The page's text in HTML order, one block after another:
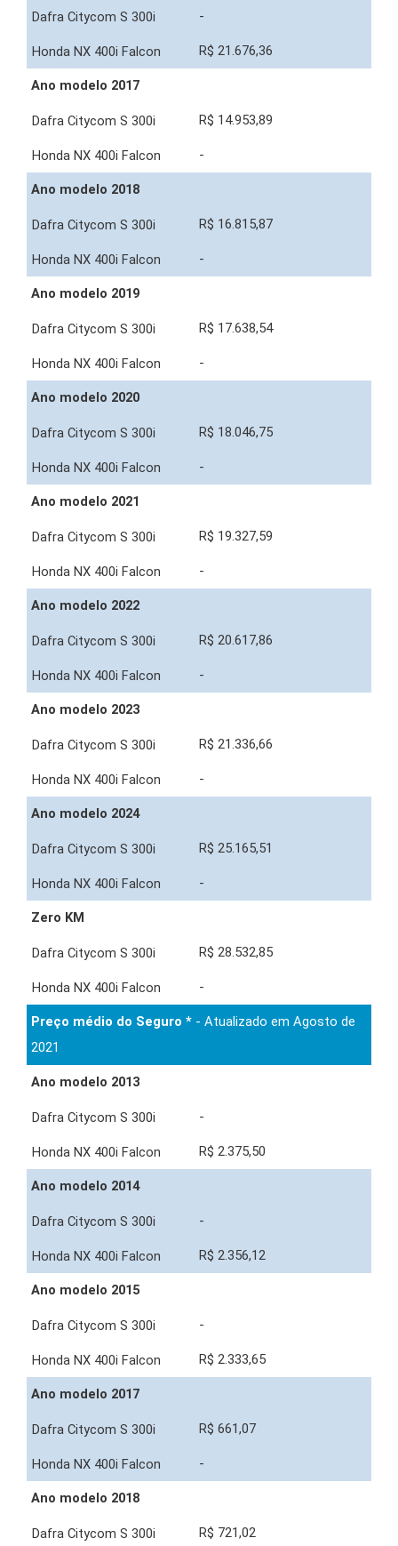
-
R$ 21.676,36
Ano modelo 2017
R$ 14.953,89
-
Ano modelo 2018
R$ 16.815,87
-
Ano modelo 2019
R$ 17.638,54
-
Ano modelo 2020
R$ 18.046,75
-
Ano modelo 2021
R$ 19.327,59
-
Ano modelo 2022
R$ 20.617,86
-
Ano modelo 2023
R$ 21.336,66
-
Ano modelo 2024
R$ 25.165,51
-
Zero KM
R$ 28.532,85
-
Preço médio do Seguro * - Atualizado em Agosto de
2021
Ano modelo 2013
-
R$ 2.375,50
Ano modelo 2014
-
R$ 2.356,12
Ano modelo 2015
-
R$ 2.333,65
Ano modelo 2017
R$ 661,07
-
Ano modelo 2018
R$ 721,02